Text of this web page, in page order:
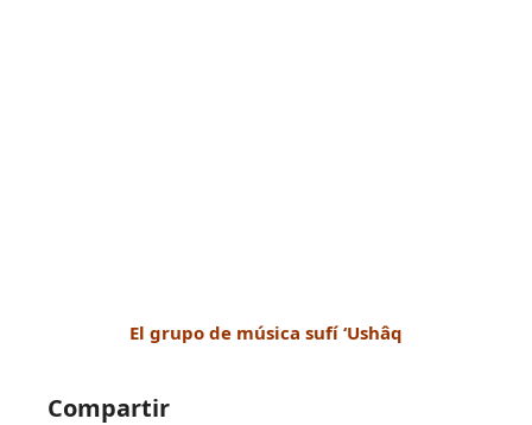
El grupo de música sufí ‘Ushâq
Compartir